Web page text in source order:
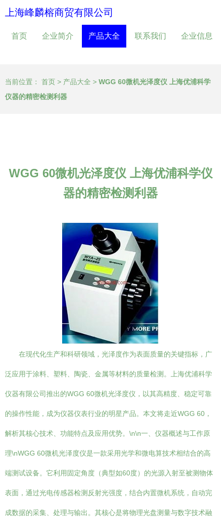
上海峰麟榕商贸有限公司
首页 企业简介 产品大全 联系我们 企业信息
当前位置： 首页 > 产品大全 > WGG 60微机光泽度仪 上海优浦科学
仪器的精密检测利器
WGG 60微机光泽度仪 上海优浦科学仪
器的精密检测利器
在现代化生产和科研领域，光泽度作为表面质量的关键指标，广
泛应用于涂料、塑料、陶瓷、金属等材料的质量检测。上海优浦科学
仪器有限公司推出的WGG 60微机光泽度仪，以其高精度、稳定可靠
的操作性能，成为仪器仪表行业的明星产品。本文将走近WGG 60，
解析其核心技术、功能特点及应用优势。\n\n一、仪器概述与工作原
理\nWGG 60微机光泽度仪是一款采用光学和微电算技术相结合的高
端测试设备。它利用固定角度（典型如60度）的光源入射至被测物体
表面，通过光电传感器检测反射光强度，结合内置微机系统，自动完
成数据的采集、处理与输出。其核心是将物理光盘测量与数字技术融